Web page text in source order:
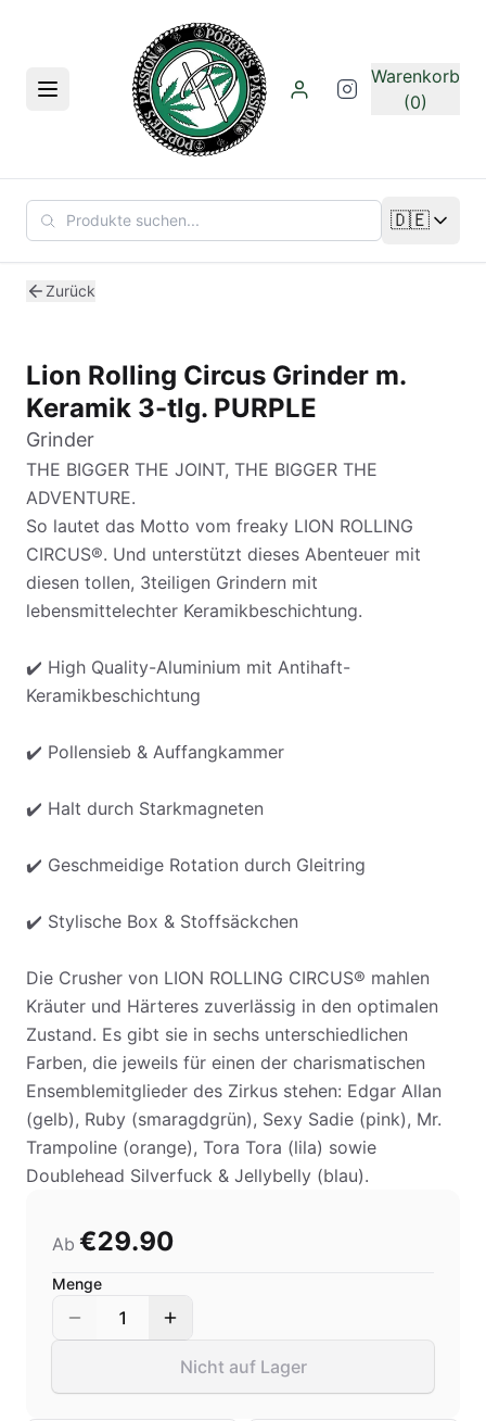
Menü
Warenkorb
(0)
🇩🇪
Sprache
Zurück
Lion Rolling Circus Grinder m.
Keramik 3-tlg. PURPLE
Grinder
THE BIGGER THE JOINT, THE BIGGER THE
ADVENTURE.
So lautet das Motto vom freaky LION ROLLING
CIRCUS®. Und unterstützt dieses Abenteuer mit
diesen tollen, 3teiligen Grindern mit
lebensmittelechter Keramikbeschichtung.
✔️ High Quality-Aluminium mit Antihaft-
Keramikbeschichtung
✔️ Pollensieb & Auffangkammer
✔️ Halt durch Starkmagneten
✔️ Geschmeidige Rotation durch Gleitring
✔️ Stylische Box & Stoffsäckchen
Die Crusher von LION ROLLING CIRCUS® mahlen
Kräuter und Härteres zuverlässig in den optimalen
Zustand. Es gibt sie in sechs unterschiedlichen
Farben, die jeweils für einen der charismatischen
Ensemblemitglieder des Zirkus stehen: Edgar Allan
(gelb), Ruby (smaragdgrün), Sexy Sadie (pink), Mr.
Trampoline (orange), Tora Tora (lila) sowie
Doublehead Silverfuck & Jellybelly (blau).
Ab €29.90
Menge
1
Nicht auf Lager